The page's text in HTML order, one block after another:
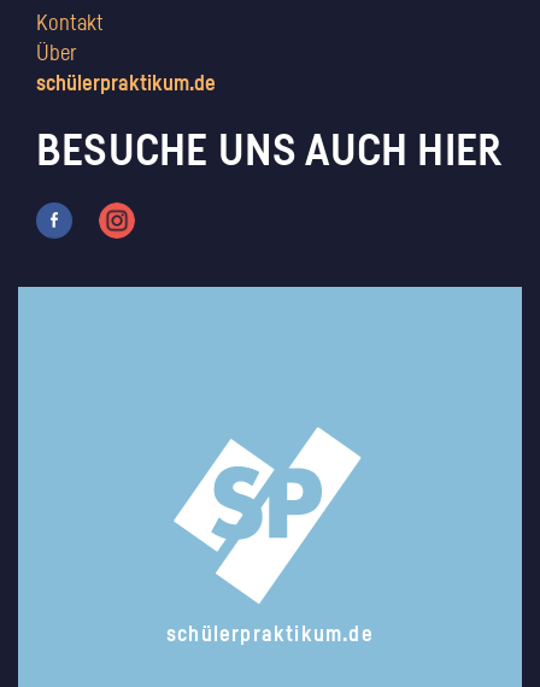
Kontakt
Über
schülerpraktikum.de
BESUCHE UNS AUCH HIER
schülerpraktikum.de